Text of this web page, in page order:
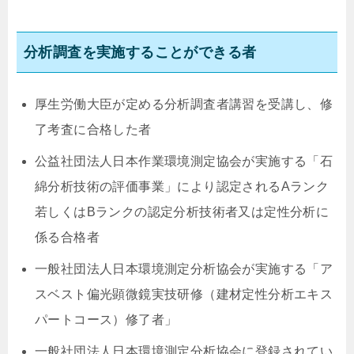
分析調査を実施することができる者
厚生労働大臣が定める分析調査者講習を受講し、修
了考査に合格した者
公益社団法人日本作業環境測定協会が実施する「石
綿分析技術の評価事業」により認定されるAランク
若しくはBランクの認定分析技術者又は定性分析に
係る合格者
一般社団法人日本環境測定分析協会が実施する「ア
スベスト偏光顕微鏡実技研修（建材定性分析エキス
パートコース）修了者」
一般社団法人日本環境測定分析協会に登録されてい